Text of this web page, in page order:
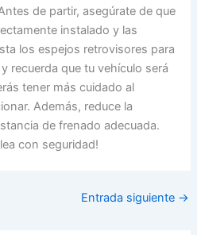
de partir, asegúrate de que
instalado y las
los espejos retrovisores para
recuerda que tu vehículo será
tener más cuidado al
Además, reduce la
de frenado adecuada.
con seguridad!
Entrada siguiente →